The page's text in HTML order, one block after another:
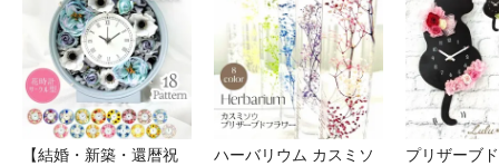
【結婚・新築・還暦祝
ハーバリウム カスミソ
プリザーブ